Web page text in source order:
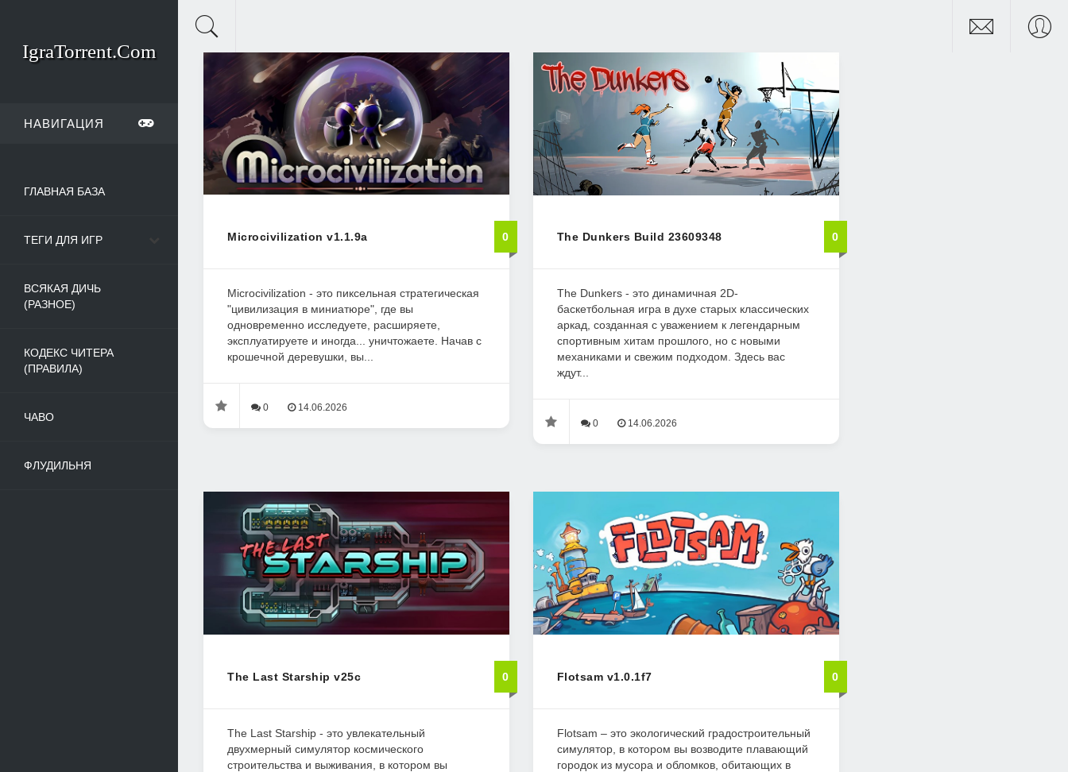
IgraTorrent.Com
НАВИГАЦИЯ
ГЛАВНАЯ БАЗА
ТЕГИ ДЛЯ ИГР
ВСЯКАЯ ДИЧЬ
(РАЗНОЕ)
КОДЕКС ЧИТЕРА
(ПРАВИЛА)
ЧАВО
ФЛУДИЛЬНЯ
Microcivilization v1.1.9a 0
Microcivilization - это пиксельная стратегическая
"цивилизация в миниатюре", где вы
одновременно исследуете, расширяете,
эксплуатируете и иногда... уничтожаете. Начав с
крошечной деревушки, вы...
0 14.06.2026
The Dunkers Build 23609348 0
The Dunkers - это динамичная 2D-
баскетбольная игра в духе старых классических
аркад, созданная с уважением к легендарным
спортивным хитам прошлого, но с новыми
механиками и свежим подходом. Здесь вас
ждут...
0 14.06.2026
The Last Starship v25c 0
The Last Starship - это увлекательный
двухмерный симулятор космического
строительства и выживания, в котором вы
Flotsam v1.0.1f7 0
Flotsam – это экологический градостроительный
симулятор, в котором вы возводите плавающий
городок из мусора и обломков, обитающих в